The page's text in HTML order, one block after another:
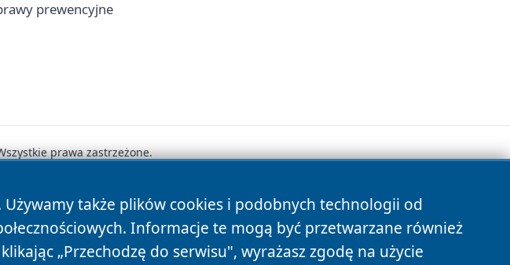
prewencyjne
Używamy także plików cookies i podobnych technologii od
Informacje te mogą być przetwarzane również
„Przechodzę do serwisu", wyrażasz zgodę na użycie
prawa zastrzeżone.
Polityka Cookies